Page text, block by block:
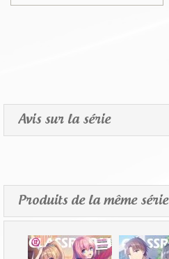
Avis sur la série
Produits de la même série